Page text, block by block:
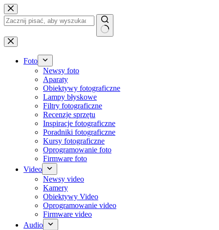
Przejdź
do
treści
Brak
wyników
Foto
Newsy foto
Aparaty
Obiektywy fotograficzne
Lampy błyskowe
Filtry fotograficzne
Recenzje sprzętu
Inspiracje fotograficzne
Poradniki fotograficzne
Kursy fotograficzne
Oprogramowanie foto
Firmware foto
Video
Newsy video
Kamery
Obiektywy Video
Oprogramowanie video
Firmware video
Audio